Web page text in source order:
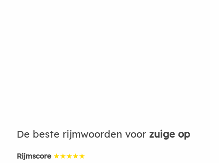
De beste rijmwoorden voor zuige op
Rijmscore ★★★★★